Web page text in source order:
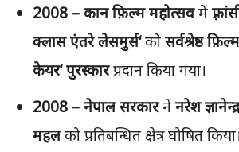
2008 –कानफ़िल्ममहोत्सवमें
क्लासएंतरेलेसमुर्स‘कोसर्वश्रेष्ठफ़िल्म
केयर‘पुरस्कारप्रदान किया गया।
2008 –नेपालसरकारनेनरेशज्ञानेन्द्र
महलको प्रतिबन्धित क्षेत्र घोषित किया।